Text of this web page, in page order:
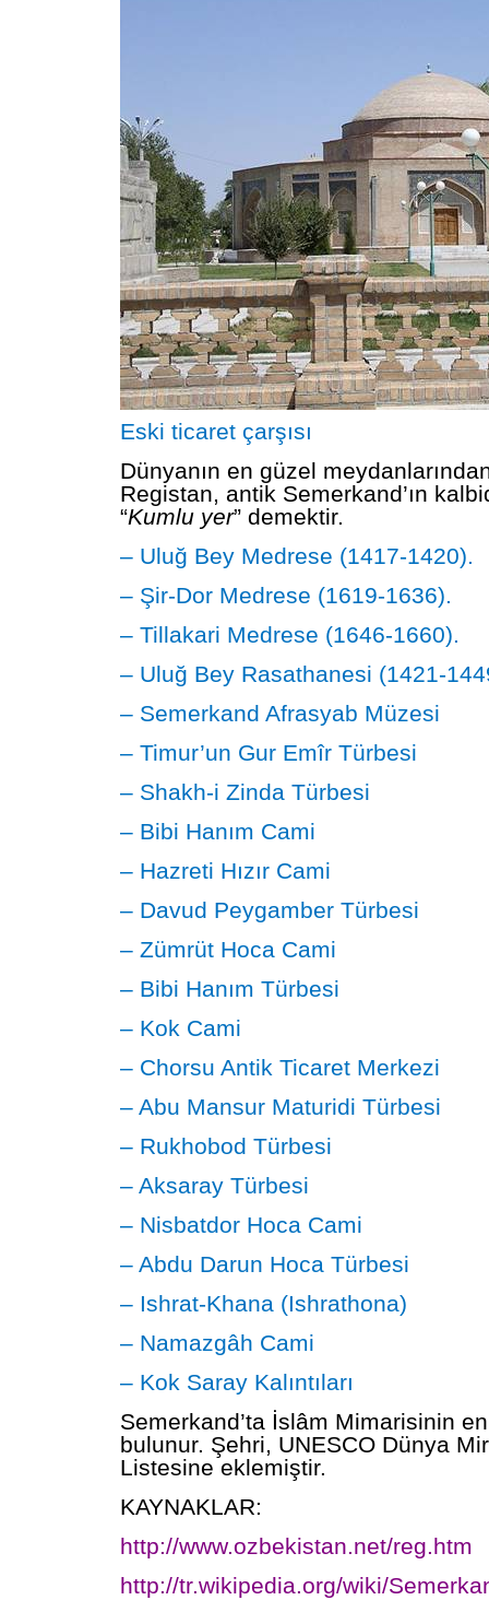
Eski ticaret çarşısı
Dünyanın en güzel
Registan, antik Semerkand’ın
“Kumlu yer” demektir.
– Uluğ Bey Medrese (1417-1420).
– Şir-Dor Medrese (1619-1636).
– Tillakari Medrese (1646-1660).
– Uluğ Bey Rasathanesi (1421-
– Semerkand Afrasyab Müzesi
– Timur’un Gur Emîr Türbesi
– Shakh-i Zinda Türbesi
– Bibi Hanım Cami
– Hazreti Hızır Cami
– Davud Peygamber Türbesi
– Zümrüt Hoca Cami
– Bibi Hanım Türbesi
– Kok Cami
– Chorsu Antik Ticaret Merkezi
– Abu Mansur Maturidi Türbesi
– Rukhobod Türbesi
– Aksaray Türbesi
– Nisbatdor Hoca Cami
– Abdu Darun Hoca Türbesi
– Ishrat-Khana (Ishrathona)
– Namazgâh Cami
– Kok Saray Kalıntıları
Semerkand’ta İslâm Mimarisinin
bulunur. Şehri, UNESCO Dünya
Listesine eklemiştir.
KAYNAKLAR:
http://www.ozbekistan.net/reg.htm
http://tr.wikipedia.org/wiki/